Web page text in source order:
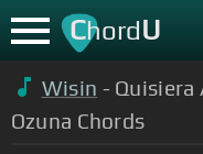
ChordU
Wisin -
Ozuna Chords